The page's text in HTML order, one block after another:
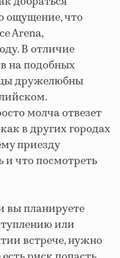
ощущение, что
Arena,
В отличие
на подобных
дружелюбны
молча отвезет
в других городах
приезду
и что посмотреть
вы планируете
или
встрече, нужно